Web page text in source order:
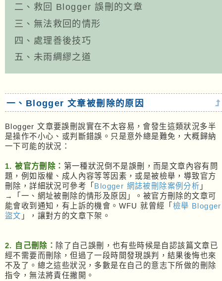
二、救回 Blogger 誤刪的文章
三、無法救回的情形
四、處理善後技巧
五、未雨綢繆之道
一、Blogger 文章被刪除的原因
Blogger 文章要誤刪說實在不太容易，會發生這類狀況多半
是操作不小心、或判斷錯誤。只是意外總是難免，大概歸納
一下可能的狀況：
1. 被官方刪除： 第一種狀況倒不是誤刪，而是文章內容有問
題，例如版權、成人內容等等因素，或是被檢舉，導致官方
刪除，詳細狀況可參考「 Blogger 網誌被刪除案例分析 」
→「一、網址被刪除的情形及原因」。被官方刪除的文章可
能會收到通知，有上訴的機會。WFU 就曾經「 檢舉 Blogger
盜文 」，讓對方的文章下架。
2. 自己刪除： 除了自己誤刪，也有些時候是自認該篇文章已
經不需要而刪除，但過了一段時間發現誤判，結果後悔也來
不及了。總之這些狀況，多數是在自己的意志下所做的刪除
指令，無法將責任撇開。